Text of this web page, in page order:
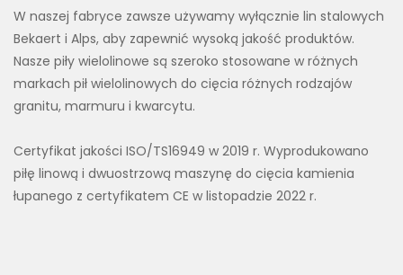
W naszej fabryce zawsze używamy wyłącznie lin stalowych
Bekaert i Alps, aby zapewnić wysoką jakość produktów.
Nasze piły wielolinowe są szeroko stosowane w różnych
markach pił wielolinowych do cięcia różnych rodzajów
granitu, marmuru i kwarcytu.
Certyfikat jakości ISO/TS16949 w 2019 r. Wyprodukowano
piłę linową i dwuostrzową maszynę do cięcia kamienia
łupanego z certyfikatem CE w listopadzie 2022 r.